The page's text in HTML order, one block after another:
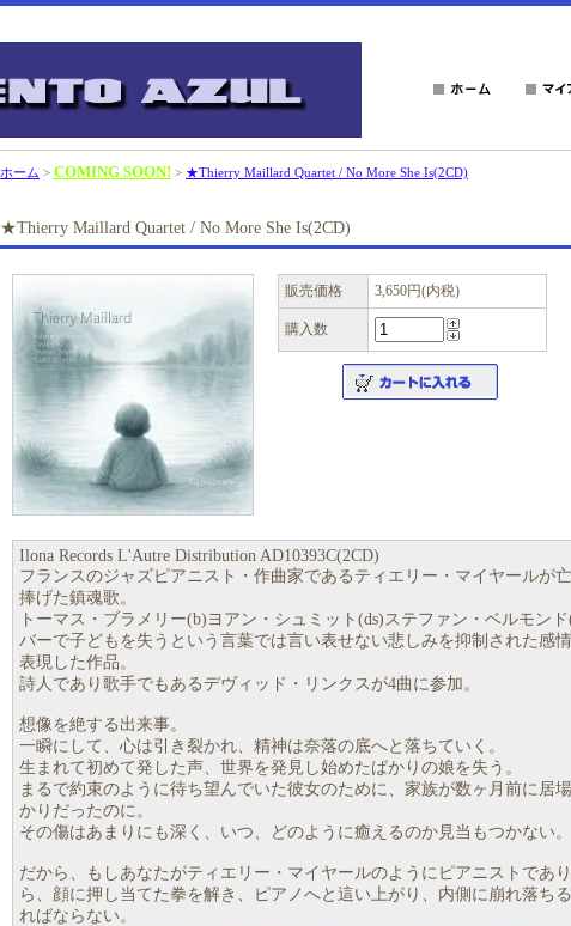
ホーム > COMING SOON! > ★Thierry Maillard Quartet / No More She Is(2CD)
★Thierry Maillard Quartet / No More She Is(2CD)
販売価格 3,650円(内税)
購入数
Ilona Records L'Autre Distribution AD10393C(2CD)
フランスのジャズピアニスト・作曲家であるティエリー・マイヤールが
捧げた鎮魂歌。
トーマス・ブラメリー(b)ヨアン・シュミット(ds)ステファン・ベルモン
バーで子どもを失うという言葉では言い表せない悲しみを抑制された感
表現した作品。
詩人であり歌手でもあるデヴィッド・リンクスが4曲に参加。
想像を絶する出来事。
一瞬にして、心は引き裂かれ、精神は奈落の底へと落ちていく。
生まれて初めて発した声、世界を発見し始めたばかりの娘を失う。
まるで約束のように待ち望んでいた彼女のために、家族が数ヶ月前に居
かりだったのに。
その傷はあまりにも深く、いつ、どのように癒えるのか見当もつかない。
だから、もしあなたがティエリー・マイヤールのようにピアニストであ
ら、顔に押し当てた拳を解き、ピアノへと這い上がり、内側に崩れ落ち
ればならない。